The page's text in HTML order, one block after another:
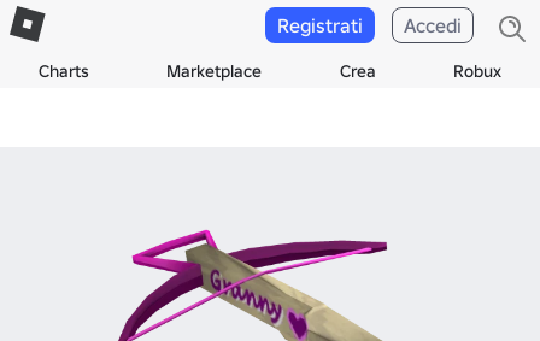
Charts Marketplace Crea Robux
Registrati Accedi